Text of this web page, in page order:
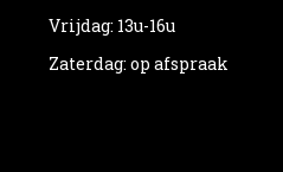
Vrijdag: 13u-16u
Zaterdag: op afspraak